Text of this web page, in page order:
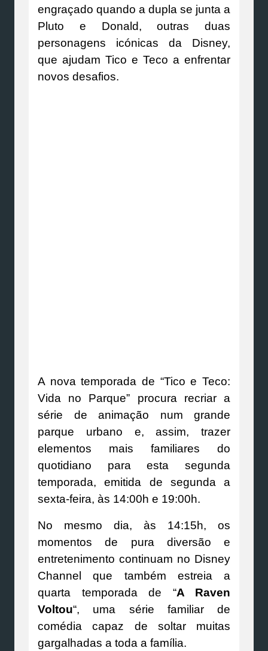
engraçado quando a dupla se junta a
Pluto e Donald, outras duas
personagens icónicas da Disney,
que ajudam Tico e Teco a enfrentar
novos desafios.
A nova temporada de “Tico e Teco:
Vida no Parque” procura recriar a
série de animação num grande
parque urbano e, assim, trazer
elementos mais familiares do
quotidiano para esta segunda
temporada, emitida de segunda a
sexta-feira, às 14:00h e 19:00h.
No mesmo dia, às 14:15h, os
momentos de pura diversão e
entretenimento continuam no Disney
Channel que também estreia a
quarta temporada de “A Raven
Voltou“, uma série familiar de
comédia capaz de soltar muitas
gargalhadas a toda a família.